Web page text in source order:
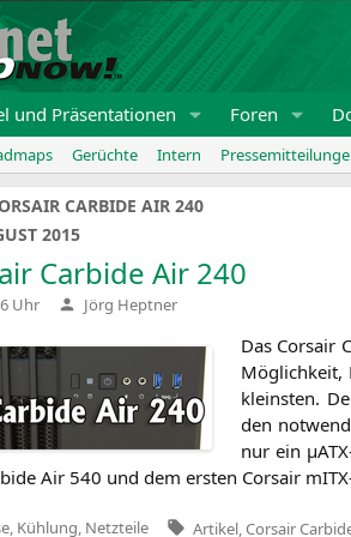
und Präsentationen Foren
Gerüchte Intern
CARBIDE AIR 240
2015
Carbide Air 240
Uhr Verfasst
von
Jörg Heptner
Das Cor­sair
Mög­lich­keit,
kleins­ten.
den
nur ein
Air 540 und dem ers­ten Cor­sair
Kühlung, Netzteile Tags:
Artikel Corsair